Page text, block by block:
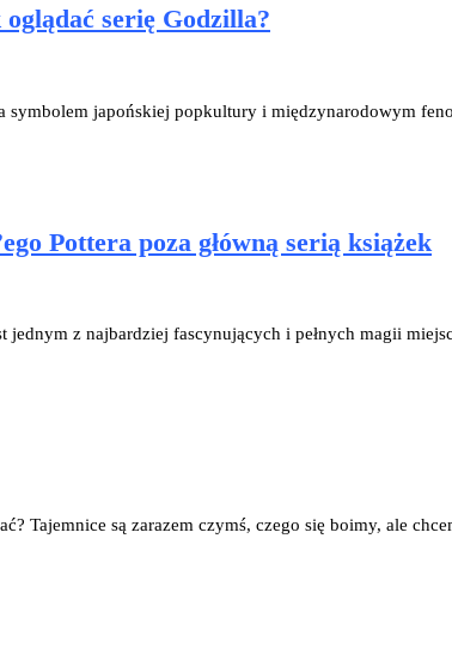
serię Godzilla?
japońskiej popkultury i międzynarodowym
Pottera poza główną serią książek
jednym z najbardziej fascynujących i pełnych magii
Tajemnice są zarazem czymś, czego się boimy, ale